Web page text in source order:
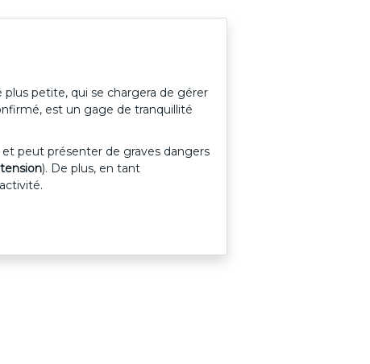
petite, qui se chargera de gérer
est un gage de tranquillité
peut présenter de graves dangers
). De plus, en tant